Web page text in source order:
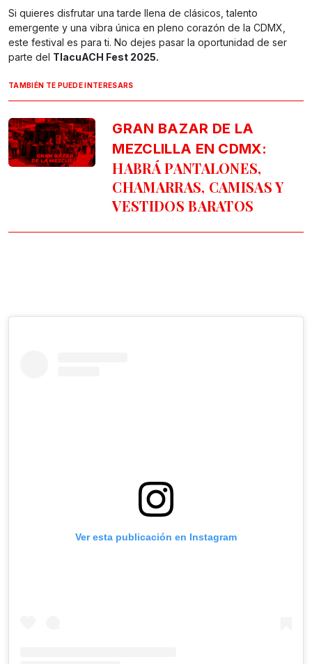
Si quieres disfrutar una tarde llena de clásicos, talento
emergente y una vibra única en pleno corazón de la CDMX,
este festival es para ti. No dejes pasar la oportunidad de ser
parte del TlacuACH Fest 2025.
TAMBIÉN TE PUEDE INTERESARS
GRAN BAZAR DE LA
MEZCLILLA EN CDMX:
HABRÁ PANTALONES,
CHAMARRAS, CAMISAS Y
VESTIDOS BARATOS
Ver esta publicación en Instagram